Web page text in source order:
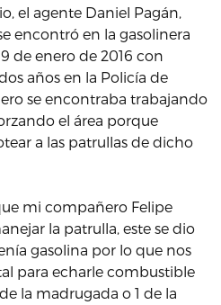
el agente Daniel Pagán,
encontró en la gasolinera
de enero de 2016 con
años en la Policía de
se encontraba trabajando
el área porque
a las patrullas de dicho
mi compañero Felipe
la patrulla, este se dio
gasolina por lo que nos
para echarle combustible
la madrugada o 1 de la